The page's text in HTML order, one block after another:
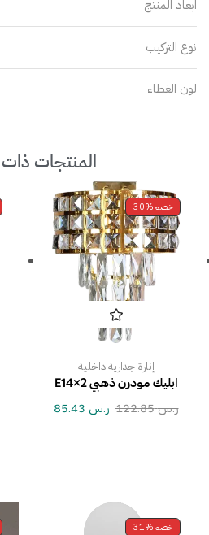
ابعاد المنتج
نوع التركيب
لون الغطاء
المنتجات
خصم30%
إنارة جدارية داخلية
ابليك مودرن ذهبي E14×2
ر.س122.85 ر.س
خصم31%